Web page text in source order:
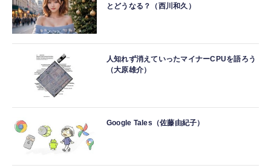
とどうなる？（西川和久）
人知れず消えていったマイナーCPUを語ろう
（大原雄介）
Google Tales（佐藤由紀子）